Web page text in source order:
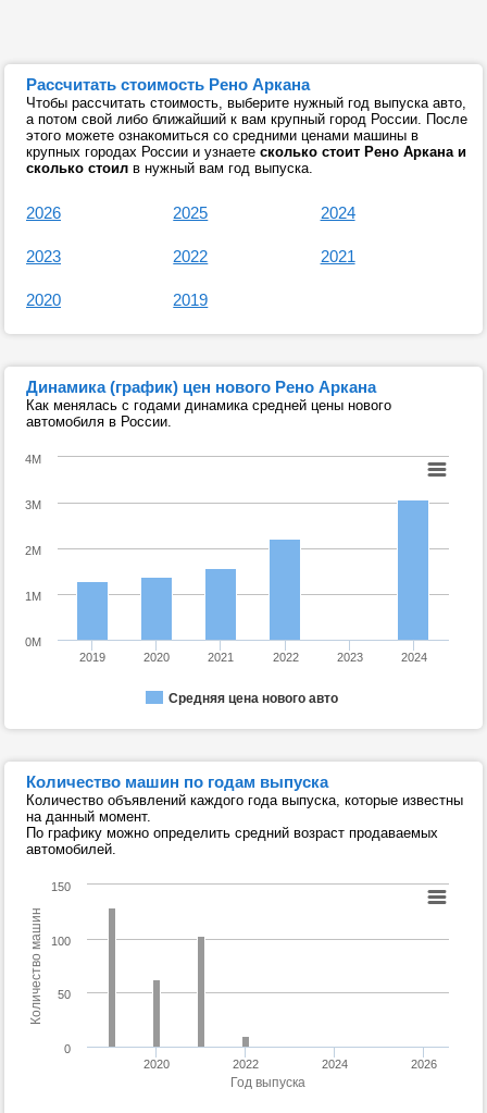
Рассчитать стоимость Рено Аркана
Чтобы рассчитать стоимость, выберите нужный год выпуска авто,
а потом свой либо ближайший к вам крупный город России. После
этого можете ознакомиться со средними ценами машины в
крупных городах России и узнаете сколько стоит Рено Аркана и
сколько стоил в нужный вам год выпуска.
2026 2025 2024
2023 2022 2021
2020 2019
Динамика (график) цен нового Рено Аркана
Как менялась с годами динамика средней цены нового
автомобиля в России.
Средняя цена нового авто
2019 2020 2021 2022 2023 2024
0M
1M
2M
3M
4M
Количество машин по годам выпуска
Количество объявлений каждого года выпуска, которые известны
на данный момент.
По графику можно определить средний возраст продаваемых
автомобилей.
Год выпуска
Количество машин
2020 2022 2024 2026
0
50
100
150